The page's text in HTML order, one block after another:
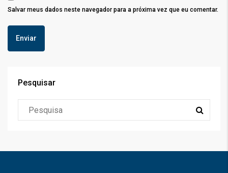
Salvar meus dados neste navegador para a próxima vez que eu comentar.
Pesquisar